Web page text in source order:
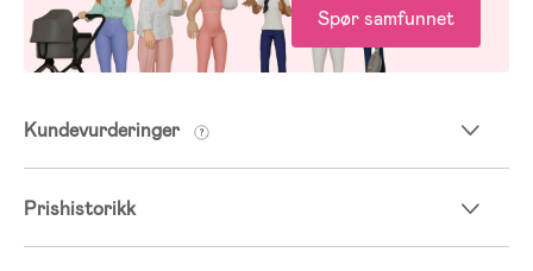
Spør samfunnet
Kundevurderinger
Prishistorikk